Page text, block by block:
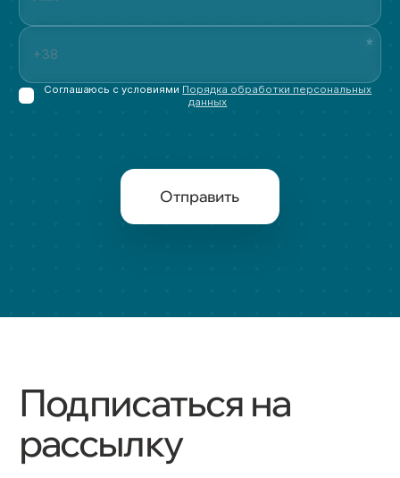
Соглашаюсь с условиями Порядка обработки персональных
данных
Отправить
Подписаться на
рассылку